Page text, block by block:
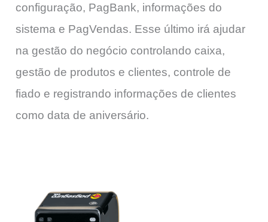
configuração, PagBank, informações do
sistema e PagVendas. Esse último irá ajudar
na gestão do negócio controlando caixa,
gestão de produtos e clientes, controle de
fiado e registrando informações de clientes
como data de aniversário.